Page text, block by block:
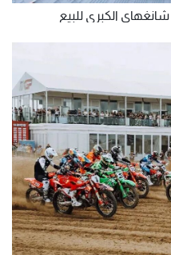
شانغهاي الكبرى للبيع